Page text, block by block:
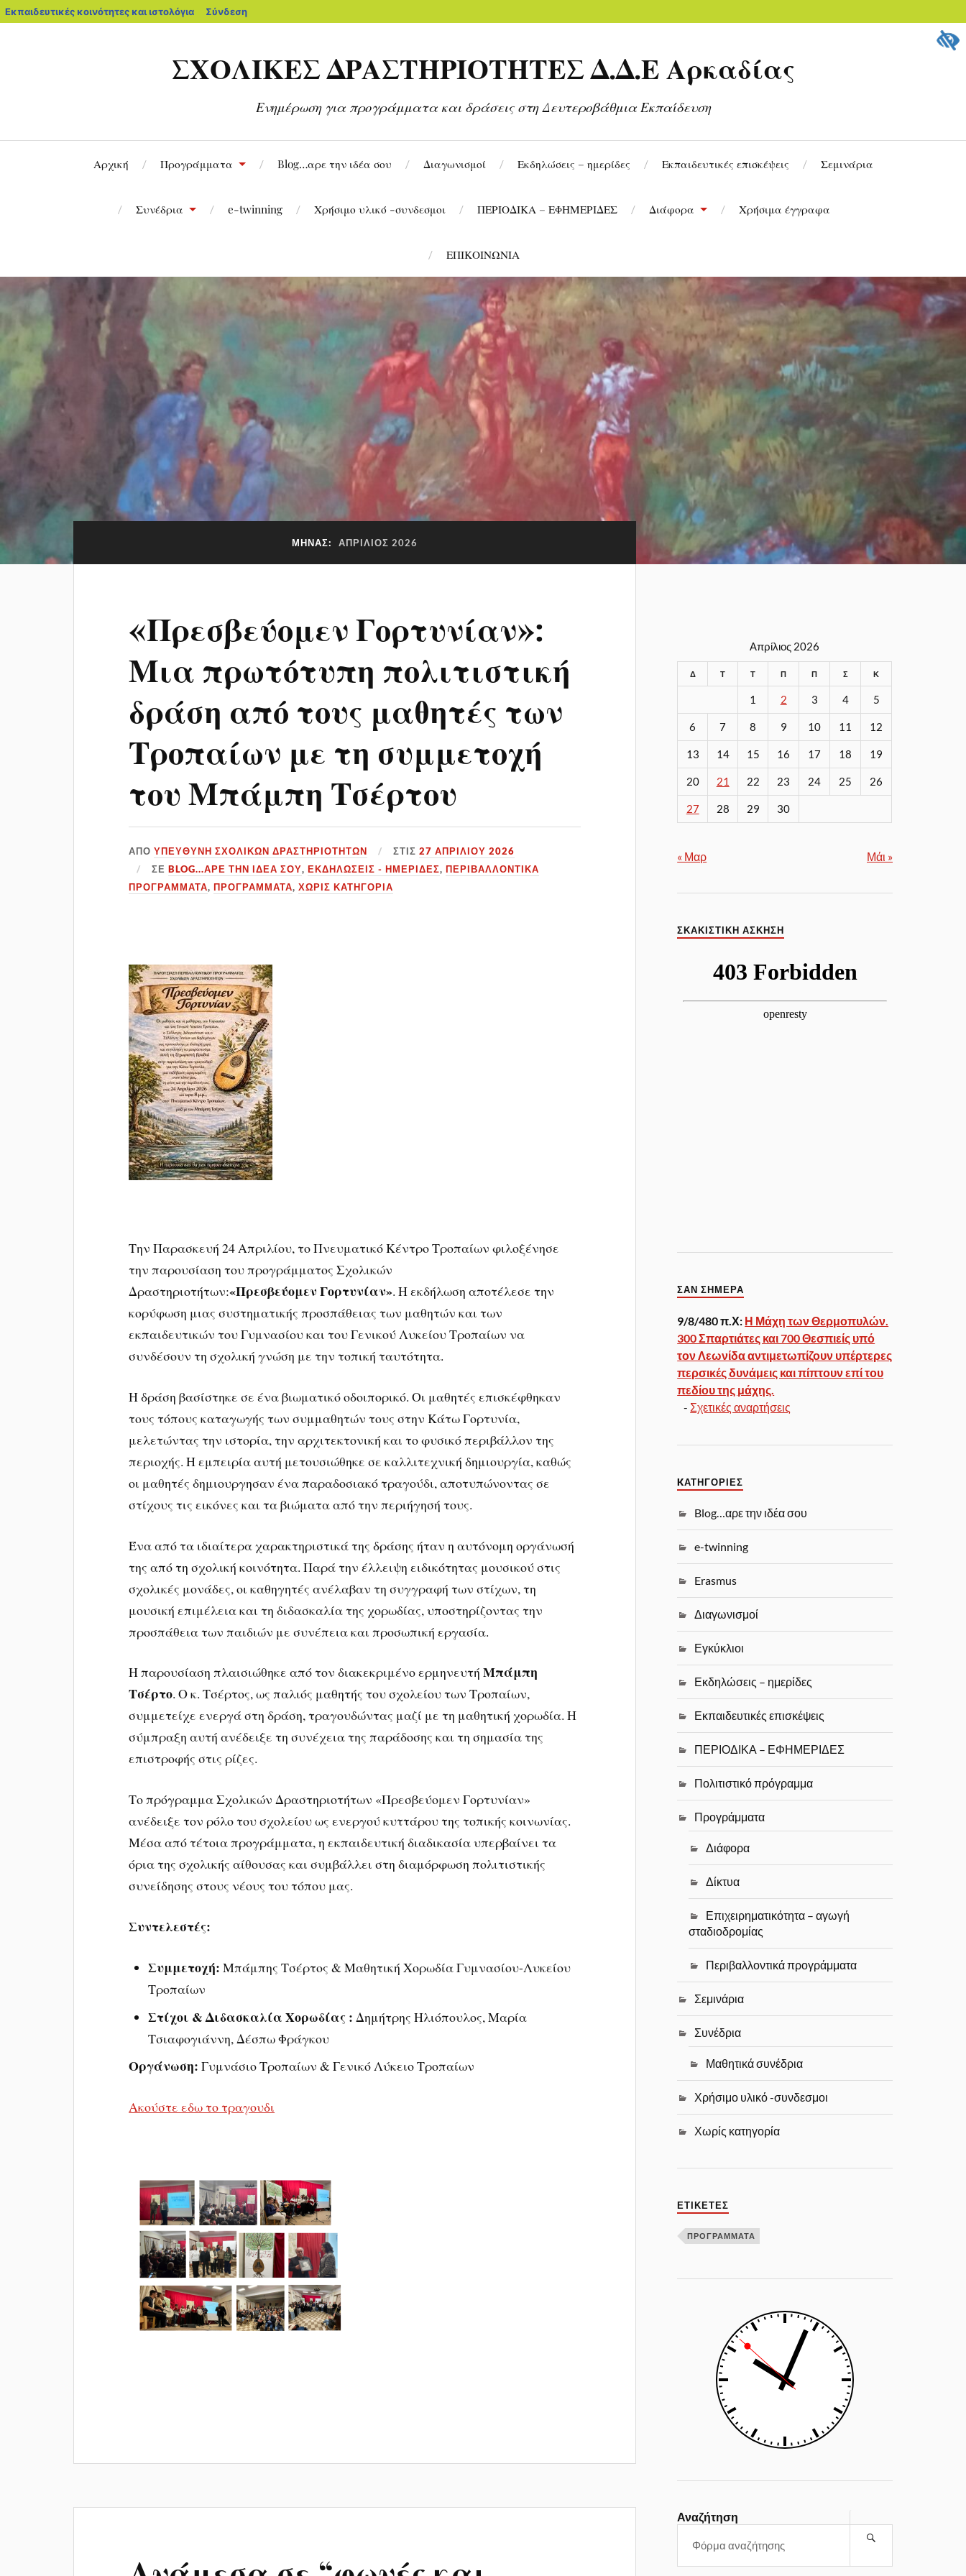
Εκπαιδευτικές κοινότητες και ιστολόγια Σύνδεση
ΣΧΟΛΙΚΕΣ ΔΡΑΣΤΗΡΙΟΤΗΤΕΣ Δ.Δ.Ε Αρκαδίας
Ενημέρωση για προγράμματα και δράσεις στη Δευτεροβάθμια Εκπαίδευση
Αρχική Προγράμματα Blog…αρε την ιδέα σου Διαγωνισμοί Εκδηλώσεις – ημερίδες Εκπαιδευτικές επισκέψεις Σεμινάρια
Συνέδρια e-twinning Χρήσιμο υλικό -συνδεσμοι ΠΕΡΙΟΔΙΚΑ – ΕΦΗΜΕΡΙΔΕΣ Διάφορα Χρήσιμα έγγραφα
ΕΠΙΚΟΙΝΩΝΙΑ
ΜΉΝΑΣ: ΑΠΡΊΛΙΟΣ 2026
«Πρεσβεύομεν Γορτυνίαν»:
Μια πρωτότυπη πολιτιστική
δράση από τους μαθητές των
Τροπαίων με τη συμμετοχή
του Μπάμπη Τσέρτου
ΑΠΌΥΠΕΎΘΥΝΗ ΣΧΟΛΙΚΏΝ ΔΡΑΣΤΗΡΙΟΤΉΤΩΝ ΣΤΙΣ27 ΑΠΡΙΛΊΟΥ 2026
ΣΕBLOG...ΑΡΕ ΤΗΝ ΙΔΈΑ ΣΟΥ,ΕΚΔΗΛΏΣΕΙΣ - ΗΜΕΡΊΔΕΣ,ΠΕΡΙΒΑΛΛΟΝΤΙΚΆ
ΠΡΟΓΡΆΜΜΑΤΑ,ΠΡΟΓΡΆΜΜΑΤΑ,ΧΩΡΊΣ ΚΑΤΗΓΟΡΊΑ
Την Παρασκευή 24 Απριλίου, το Πνευματικό Κέντρο Τροπαίων φιλοξένησε
την παρουσίαση του προγράμματος Σχολικών
Δραστηριοτήτων:«Πρεσβεύομεν Γορτυνίαν». Η εκδήλωση αποτέλεσε την
κορύφωση μιας συστηματικής προσπάθειας των μαθητών και των
εκπαιδευτικών του Γυμνασίου και του Γενικού Λυκείου Τροπαίων να
συνδέσουν τη σχολική γνώση με την τοπική ταυτότητα.
Η δράση βασίστηκε σε ένα βιωματικό οδοιπορικό. Οι μαθητές επισκέφθηκαν
τους τόπους καταγωγής των συμμαθητών τους στην Κάτω Γορτυνία,
μελετώντας την ιστορία, την αρχιτεκτονική και το φυσικό περιβάλλον της
περιοχής. Η εμπειρία αυτή μετουσιώθηκε σε καλλιτεχνική δημιουργία, καθώς
οι μαθητές δημιουργησαν ένα παραδοσιακό τραγούδι, αποτυπώνοντας σε
στίχους τις εικόνες και τα βιώματα από την περιήγησή τους.
Ένα από τα ιδιαίτερα χαρακτηριστικά της δράσης ήταν η αυτόνομη οργάνωσή
της από τη σχολική κοινότητα. Παρά την έλλειψη ειδικότητας μουσικού στις
σχολικές μονάδες, οι καθηγητές ανέλαβαν τη συγγραφή των στίχων, τη
μουσική επιμέλεια και τη διδασκαλία της χορωδίας, υποστηρίζοντας την
προσπάθεια των παιδιών με συνέπεια και προσωπική εργασία.
Η παρουσίαση πλαισιώθηκε από τον διακεκριμένο ερμηνευτήΜπάμπη
Τσέρτο. Ο κ. Τσέρτος, ως παλιός μαθητής του σχολείου των Τροπαίων,
συμμετείχε ενεργά στη δράση, τραγουδώντας μαζί με τη μαθητική χορωδία. Η
σύμπραξη αυτή ανέδειξε τη συνέχεια της παράδοσης και τη σημασία της
επιστροφής στις ρίζες.
Το πρόγραμμα Σχολικών Δραστηριοτήτων «Πρεσβεύομεν Γορτυνίαν»
ανέδειξε τον ρόλο του σχολείου ως ενεργού κυττάρου της τοπικής κοινωνίας.
Μέσα από τέτοια προγράμματα, η εκπαιδευτική διαδικασία υπερβαίνει τα
όρια της σχολικής αίθουσας και συμβάλλει στη διαμόρφωση πολιτιστικής
συνείδησης στους νέους του τόπου μας.
Συντελεστές:
Συμμετοχή: Μπάμπης Τσέρτος & Μαθητική Χορωδία Γυμνασίου-Λυκείου
Τροπαίων
Στίχοι & Διδασκαλία Χορωδίας : Δημήτρης Ηλιόπουλος, Μαρία
Τσιαφογιάννη, Δέσπω Φράγκου
Οργάνωση: Γυμνάσιο Τροπαίων & Γενικό Λύκειο Τροπαίων
Ακούστε εδω το τραγουδι
Απρίλιος 2026
Δ Τ Τ Π Π Σ Κ
1 2 3 4 5
6 7 8 9 10 11 12
13 14 15 16 17 18 19
20 21 22 23 24 25 26
27 28 29 30
« Μαρ Μάι »
ΣΚΑΚΙΣΤΙΚΉ ΆΣΚΗΣΗ
ΣΑΝ ΣΉΜΕΡΑ
9/8/480 π.Χ: Η Μάχη των Θερμοπυλών.
300 Σπαρτιάτες και 700 Θεσπιείς υπό
τον Λεωνίδα αντιμετωπίζουν υπέρτερες
περσικές δυνάμεις και πίπτουν επί του
πεδίου της μάχης.
- Σχετικές αναρτήσεις
KΑΤΗΓΟΡΊΕΣ
Blog…αρε την ιδέα σου
e-twinning
Erasmus
Διαγωνισμοί
Εγκύκλιοι
Εκδηλώσεις – ημερίδες
Εκπαιδευτικές επισκέψεις
ΠΕΡΙΟΔΙΚΑ – ΕΦΗΜΕΡΙΔΕΣ
Πολιτιστικό πρόγραμμα
Προγράμματα
Διάφορα
Δίκτυα
Επιχειρηματικότητα – αγωγή
σταδιοδρομίας
Περιβαλλοντικά προγράμματα
Σεμινάρια
Συνέδρια
Μαθητικά συνέδρια
Χρήσιμο υλικό -συνδεσμοι
Χωρίς κατηγορία
ΕΤΙΚΈΤΕΣ
ΠΡΟΓΡΑΜΜΑΤΑ
Αναζήτηση